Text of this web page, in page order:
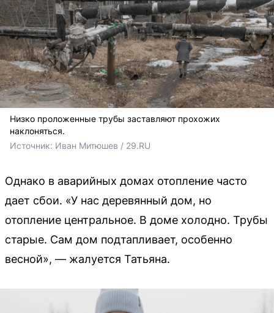
Низко проложенные трубы заставляют прохожих
наклоняться.
Источник: Иван Митюшев / 29.RU
Однако в аварийных домах отопление часто
дает сбои. «У нас деревянный дом, но
отопление центральное. В доме холодно. Трубы
старые. Сам дом подтапливает, особенно
весной», — жалуется Татьяна.